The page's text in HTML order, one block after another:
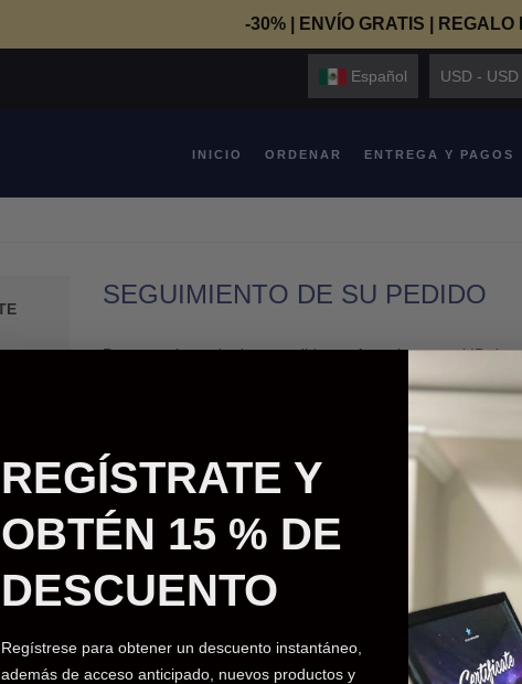
-30% | ENVÍO GRATIS | REGALO
Español USD - USD
INICIO ORDENAR ENTREGA Y PAGOS
SEGUIMIENTO DE SU PEDIDO
Para ver el estado de su pedido por favor ingrese el ID de
- descargar versiones para imprir de sus compras
- editar certificado y dirección
Pedido ID*
REGÍSTRATE Y
OBTÉN 15 % DE
DESCUENTO
Regístrese para obtener un descuento instantáneo,
además de acceso anticipado, nuevos productos y